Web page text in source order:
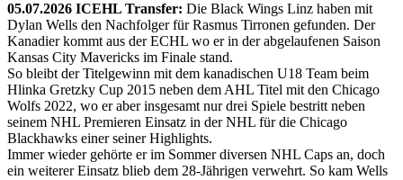
05.07.2026 ICEHL Transfer: Die Black Wings Linz haben mit
Dylan Wells den Nachfolger für Rasmus Tirronen gefunden. Der
Kanadier kommt aus der ECHL wo er in der abgelaufenen Saison
Kansas City Mavericks im Finale stand.
So bleibt der Titelgewinn mit dem kanadischen U18 Team beim
Hlinka Gretzky Cup 2015 neben dem AHL Titel mit den Chicago
Wolfs 2022, wo er aber insgesamt nur drei Spiele bestritt neben
seinem NHL Premieren Einsatz in der NHL für die Chicago
Blackhawks einer seiner Highlights.
Immer wieder gehörte er im Sommer diversen NHL Caps an, doch
ein weiterer Einsatz blieb dem 28-Jährigen verwehrt. So kam Wells